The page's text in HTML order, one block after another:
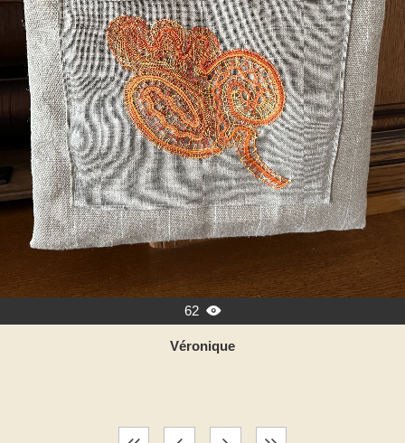
62 
Véronique